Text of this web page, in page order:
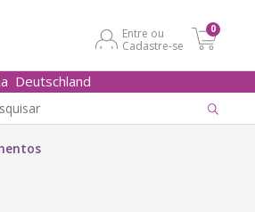
Entre ou
Cadastre-se
0
Deutschland